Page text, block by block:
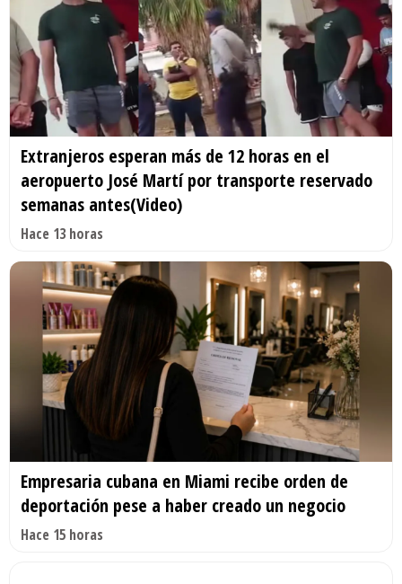
Extranjeros esperan más de 12 horas en el
aeropuerto José Martí por transporte reservado
semanas antes(Video)
Hace 13 horas
Empresaria cubana en Miami recibe orden de
deportación pese a haber creado un negocio
Hace 15 horas